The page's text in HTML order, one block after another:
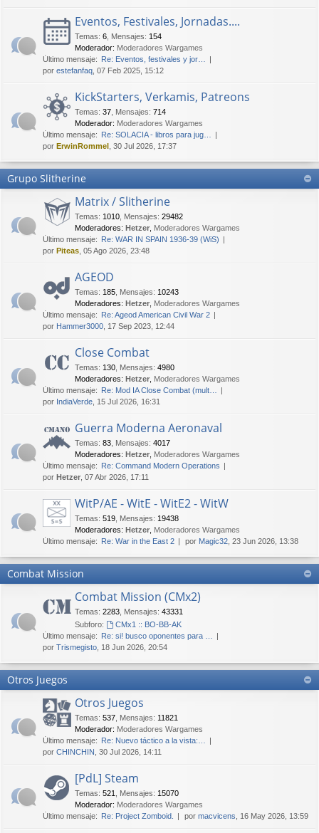
Eventos, Festivales, Jornadas....
Temas: 6 Mensajes: 154
Moderador: Moderadores Wargames
Último mensaje: Re: Eventos, festivales y jor…
por estefanfaq , 07 Feb 2025, 15:12
KickStarters, Verkamis, Patreons
Temas: 37 Mensajes: 714
Moderador: Moderadores Wargames
Último mensaje: Re: SOLACIA - libros para jug…
por ErwinRommel , 30 Jul 2026, 17:37
Grupo Slitherine
Matrix / Slitherine
Temas: 1010 Mensajes: 29482
Moderadores: Hetzer Moderadores Wargames
Último mensaje: Re: WAR IN SPAIN 1936-39 (WiS)
por Piteas , 05 Ago 2026, 23:48
AGEOD
Temas: 185 Mensajes: 10243
Moderadores: Hetzer Moderadores Wargames
Último mensaje: Re: Ageod American Civil War 2
por Hammer3000 , 17 Sep 2023, 12:44
Close Combat
Temas: 130 Mensajes: 4980
Moderadores: Hetzer Moderadores Wargames
Último mensaje: Re: Mod IA Close Combat (mult…
por IndiaVerde , 15 Jul 2026, 16:31
Guerra Moderna Aeronaval
Temas: 83 Mensajes: 4017
Moderadores: Hetzer Moderadores Wargames
Último mensaje: Re: Command Modern Operations
por Hetzer , 07 Abr 2026, 17:11
WitP/AE - WitE - WitE2 - WitW
Temas: 519 Mensajes: 19438
Moderadores: Hetzer Moderadores Wargames
Último mensaje: Re: War in the East 2 por Magic32 , 23 Jun 2026, 13:38
Combat Mission
Combat Mission (CMx2)
Temas: 2283 Mensajes: 43331
Subforo:
CMx1 :: BO-BB-AK
Último mensaje: Re: si! busco oponentes para …
por Trismegisto , 18 Jun 2026, 20:54
Otros Juegos
Otros Juegos
Temas: 537 Mensajes: 11821
Moderador: Moderadores Wargames
Último mensaje: Re: Nuevo táctico a la vista:…
por CHINCHIN , 30 Jul 2026, 14:11
[PdL] Steam
Temas: 521 Mensajes: 15070
Moderador: Moderadores Wargames
Último mensaje: Re: Project Zomboid. por macvicens , 16 May 2026, 13:59